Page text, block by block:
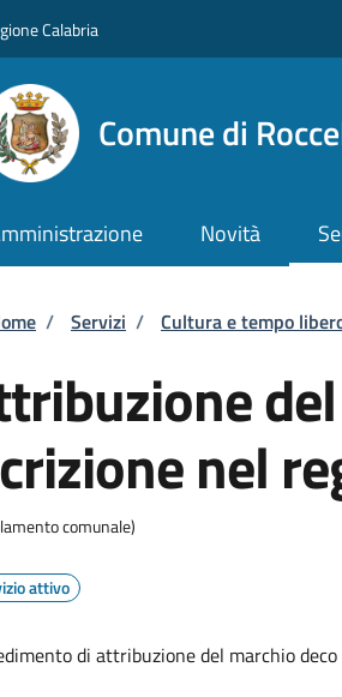
Calabria
Comune di
Novità
di pane
/ Servizi / Cultura e tempo
nel
comunale)
attivo
di attribuzione del marchio